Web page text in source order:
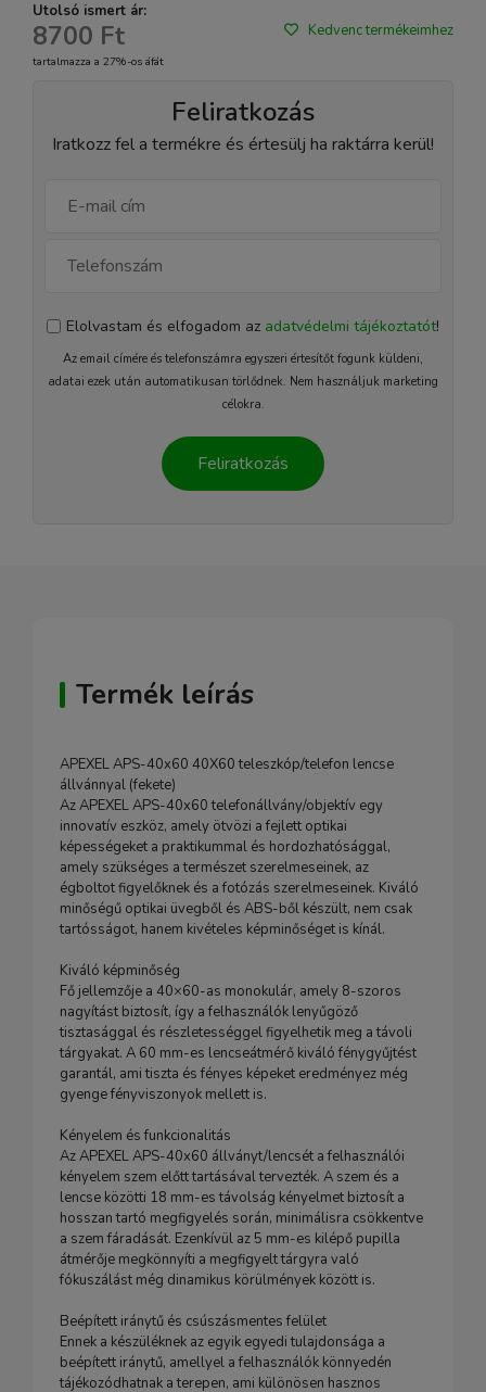
Utolsó ismert ár:
8700 Ft
tartalmazza a 27%-os áfát
Kedvenc termékeimhez
Feliratkozás
Iratkozz fel a termékre és értesülj ha raktárra kerül!
Elolvastam és elfogadom az adatvédelmi tájékoztatót!
Az email címére és telefonszámra egyszeri értesítőt fogunk küldeni,
adatai ezek után automatikusan törlődnek. Nem használjuk marketing
célokra.
Feliratkozás
Termék leírás
APEXEL APS-40x60 40X60 teleszkóp/telefon lencse
állvánnyal (fekete)
Az APEXEL APS-40x60 telefonállvány/objektív egy
innovatív eszköz, amely ötvözi a fejlett optikai
képességeket a praktikummal és hordozhatósággal,
amely szükséges a természet szerelmeseinek, az
égboltot figyelőknek és a fotózás szerelmeseinek. Kiváló
minőségű optikai üvegből és ABS-ből készült, nem csak
tartósságot, hanem kivételes képminőséget is kínál.
Kiváló képminőség
Fő jellemzője a 40×60-as monokulár, amely 8-szoros
nagyítást biztosít, így a felhasználók lenyűgöző
tisztasággal és részletességgel figyelhetik meg a távoli
tárgyakat. A 60 mm-es lencseátmérő kiváló fénygyűjtést
garantál, ami tiszta és fényes képeket eredményez még
gyenge fényviszonyok mellett is.
Kényelem és funkcionalitás
Az APEXEL APS-40x60 állványt/lencsét a felhasználói
kényelem szem előtt tartásával tervezték. A szem és a
lencse közötti 18 mm-es távolság kényelmet biztosít a
hosszan tartó megfigyelés során, minimálisra csökkentve
a szem fáradását. Ezenkívül az 5 mm-es kilépő pupilla
átmérője megkönnyíti a megfigyelt tárgyra való
fókuszálást még dinamikus körülmények között is.
Beépített iránytű és csúszásmentes felület
Ennek a készüléknek az egyik egyedi tulajdonsága a
beépített iránytű, amellyel a felhasználók könnyedén
tájékozódhatnak a terepen, ami különösen hasznos